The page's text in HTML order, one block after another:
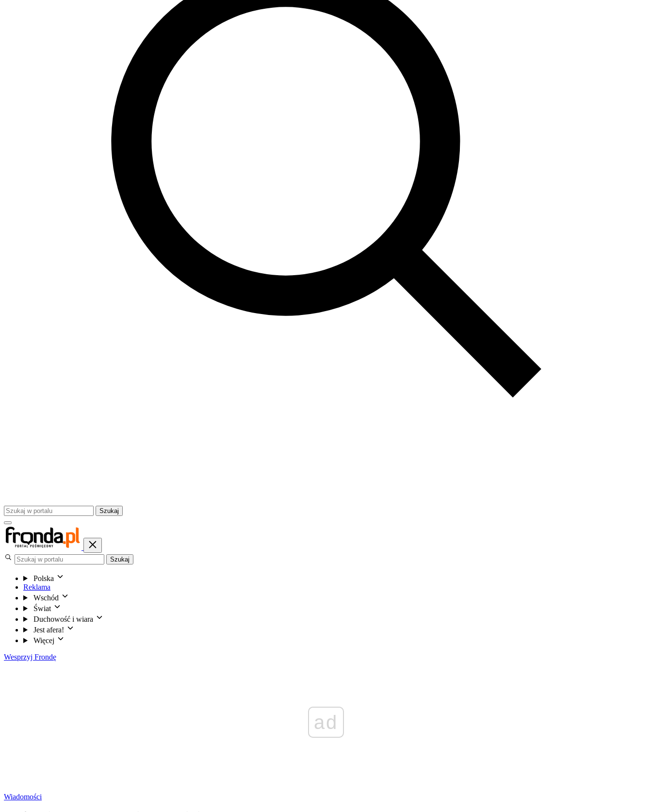
Szukaj
Szukaj
Polska
Reklama
Wschód
Świat
Duchowość i wiara
Jest afera!
Więcej
Wesprzyj Frondę
ad
Wiadomości